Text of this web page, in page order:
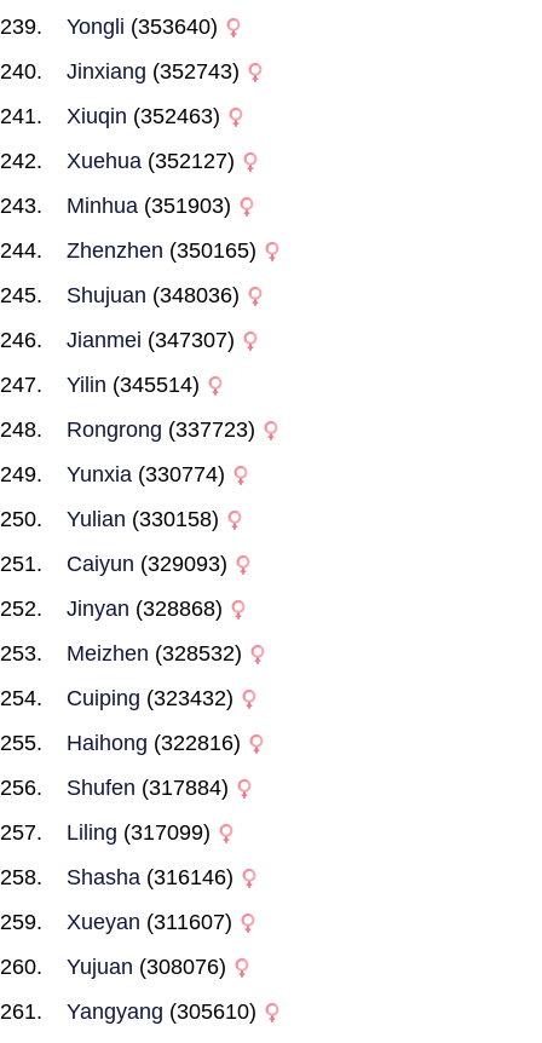
Yongli (353640)
Jinxiang (352743)
Xiuqin (352463)
Xuehua (352127)
Minhua (351903)
Zhenzhen (350165)
Shujuan (348036)
Jianmei (347307)
Yilin (345514)
Rongrong (337723)
Yunxia (330774)
Yulian (330158)
Caiyun (329093)
Jinyan (328868)
Meizhen (328532)
Cuiping (323432)
Haihong (322816)
Shufen (317884)
Liling (317099)
Shasha (316146)
Xueyan (311607)
Yujuan (308076)
Yangyang (305610)